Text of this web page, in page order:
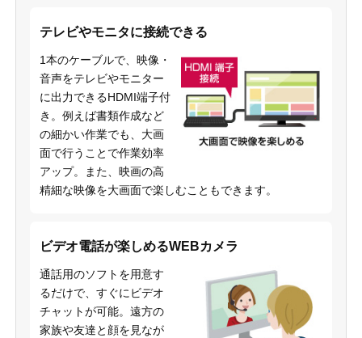
テレビやモニタに接続できる
1本のケーブルで、映像・
音声をテレビやモニター
に出力できるHDMI端子付
き。例えば書類作成など
の細かい作業でも、大画
面で行うことで作業効率
アップ。また、映画の高
精細な映像を大画面で楽しむこともできます。
ビデオ電話が楽しめるWEBカメラ
通話用のソフトを用意す
るだけで、すぐにビデオ
チャットが可能。遠方の
家族や友達と顔を見なが